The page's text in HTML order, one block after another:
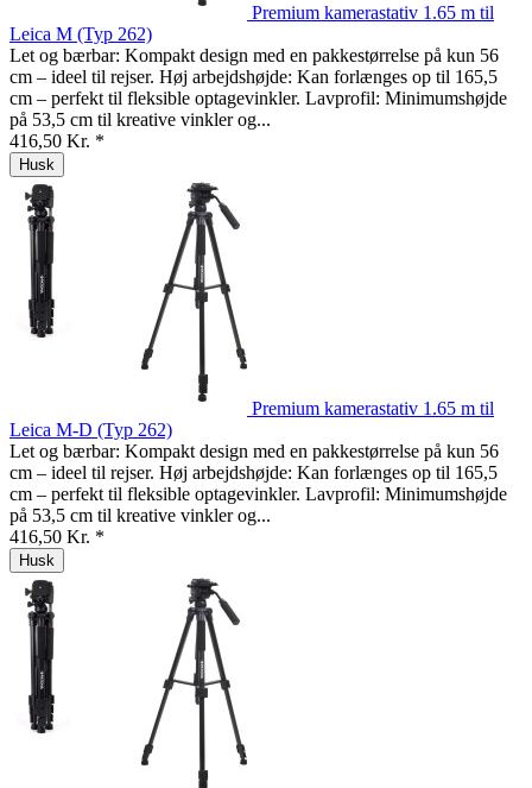
Premium kamerastativ 1.65 m til
Leica M (Typ 262)
Let og bærbar: Kompakt design med en pakkestørrelse på kun 56
cm – ideel til rejser. Høj arbejdshøjde: Kan forlænges op til 165,5
cm – perfekt til fleksible optagevinkler. Lavprofil: Minimumshøjde
på 53,5 cm til kreative vinkler og...
416,50 Kr. *
Husk
Premium kamerastativ 1.65 m til
Leica M-D (Typ 262)
Let og bærbar: Kompakt design med en pakkestørrelse på kun 56
cm – ideel til rejser. Høj arbejdshøjde: Kan forlænges op til 165,5
cm – perfekt til fleksible optagevinkler. Lavprofil: Minimumshøjde
på 53,5 cm til kreative vinkler og...
416,50 Kr. *
Husk